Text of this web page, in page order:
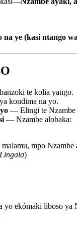
na ye (kasi ntango
te kolia yango.
kondima na yo.
— Elingi te Nzambe
— Nzambe alobaka:
mpo
)
yo ekómaki liboso ya